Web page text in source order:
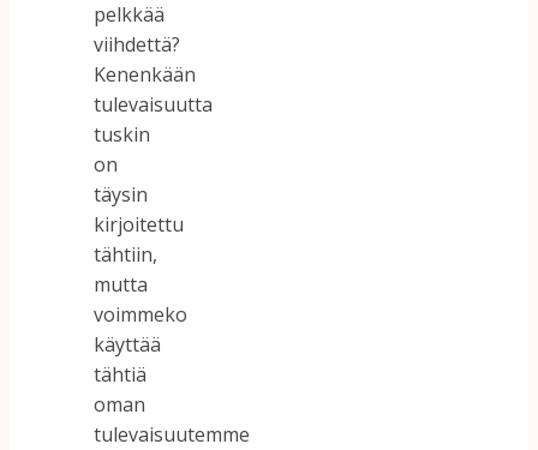
pelkkää
viihdettä?
Kenenkään
tulevaisuutta
tuskin
on
täysin
kirjoitettu
tähtiin,
mutta
voimmeko
käyttää
tähtiä
oman
tulevaisuutemme